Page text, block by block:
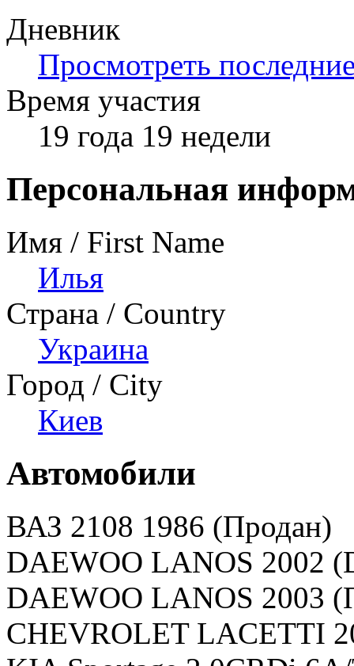
Дневник
Просмотреть
Время участия
19 года 19 недели
Персональная
Имя / First Name
Илья
Страна / Country
Украина
Город / City
Киев
Автомобили
ВАЗ 2108 1986 (Продан)
DAEWOO LANOS 2002
DAEWOO LANOS 2003
CHEVROLET LACETTI